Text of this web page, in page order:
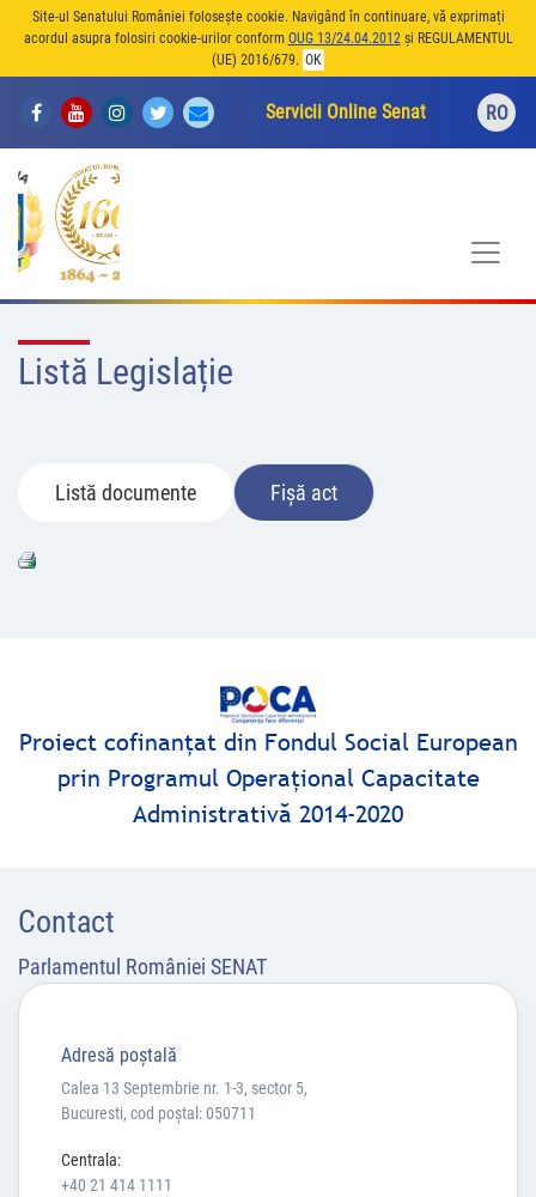
Site-ul Senatului României folosește cookie. Navigând în continuare, vă exprimați
acordul asupra folosiri cookie-urilor conform OUG 13/24.04.2012și REGULAMENTUL
(UE) 2016/679. OK
Servicii Online Senat RO
Listă Legislație
Listă documente Fișă act
Proiect cofinanţat din Fondul Social European
prin Programul Operaţional Capacitate
Administrativă 2014-2020
Contact
Parlamentul României SENAT
Adresă poştală
Calea 13 Septembrie nr. 1-3, sector 5,
Bucuresti, cod poștal: 050711
Centrala:
+40 21 414 1111